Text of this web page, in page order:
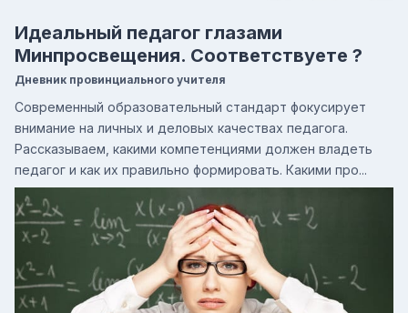
Идеальный педагог глазами
Минпросвещения. Соответствуете ?
Дневник провинциального учителя
Современный образовательный стандарт фокусирует
внимание на личных и деловых качествах педагога.
Рассказываем, какими компетенциями должен владеть
педагог и как их правильно формировать. Какими про...